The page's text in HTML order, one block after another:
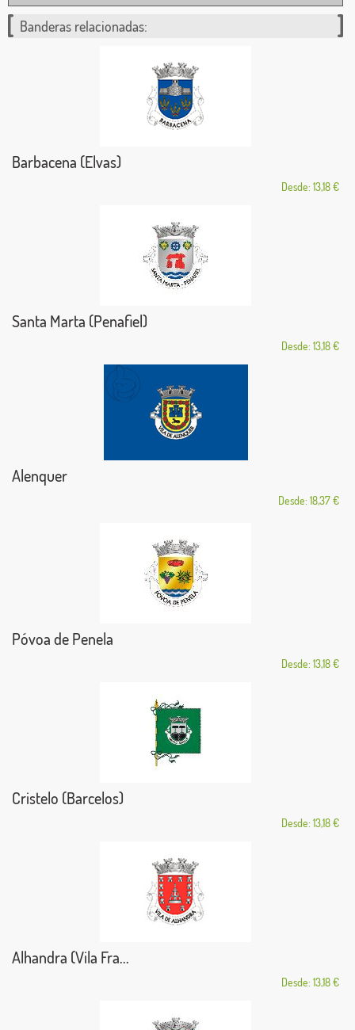
Banderas relacionadas:
Barbacena (Elvas)
Desde: 13,18 €
Santa Marta (Penafiel)
Desde: 13,18 €
Alenquer
Desde: 18,37 €
Póvoa de Penela
Desde: 13,18 €
Cristelo (Barcelos)
Desde: 13,18 €
Alhandra (Vila Fra...
Desde: 13,18 €